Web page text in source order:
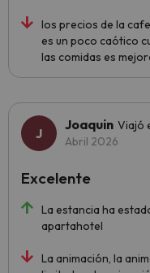
los precios de la
es un poco caótico
las comidas es
Joaquin Viajó
Abril 2026
La estancia ha
apartahotel
La animación, la
Excelente